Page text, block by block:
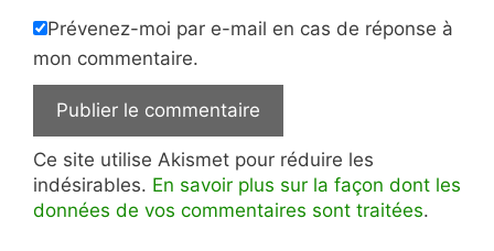
Prévenez-moi par e-mail en cas de réponse à
mon commentaire.
Ce site utilise Akismet pour réduire les
indésirables. En savoir plus sur la façon dont les
données de vos commentaires sont traitées.